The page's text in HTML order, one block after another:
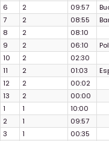
6
2 09:57
7
2 08:55
8
2 08:10
9
2 06:10
10
2 02:30
11
2 01:03
12
2 00:02
13
2 00:00
1
1 10:00
2
1 09:57
3
1 00:35